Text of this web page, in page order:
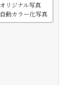
オリジナル写真
自動カラー化写真